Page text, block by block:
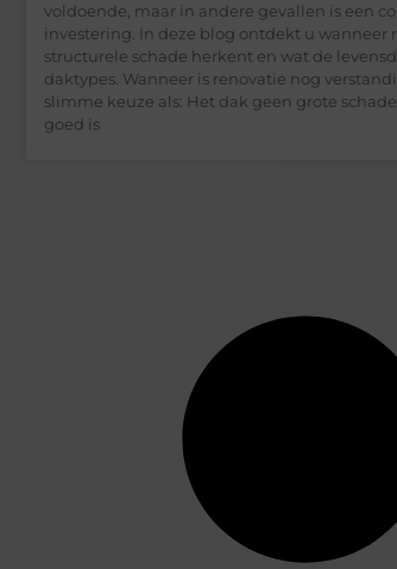
voldoende, maar in andere gevallen is een
investering. In deze blog ontdekt u wanneer
structurele schade herkent en wat de
daktypes. Wanneer is renovatie nog
slimme keuze als: Het dak geen grote
goed is